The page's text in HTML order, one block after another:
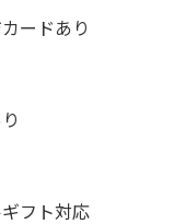
ードあり
フト対応